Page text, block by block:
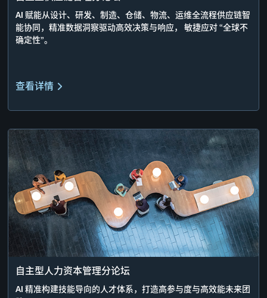
AI 赋能从设计、研发、制造、仓储、物流、运维全流程供应链智
能协同，精准数据洞察驱动高效决策与响应， 敏捷应对 “全球不
确定性”。
查看详情
自主型人力资本管理分论坛
AI 精准构建技能导向的人才体系，打造高参与度与高效能未来团